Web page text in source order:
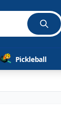
Pickleball